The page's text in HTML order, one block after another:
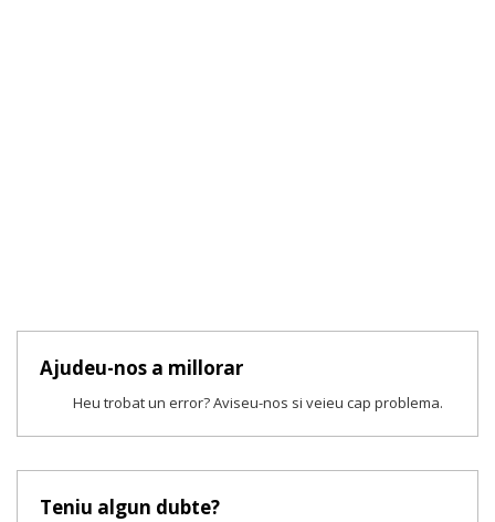
Ajudeu-nos a millorar
Heu trobat un error? Aviseu-nos si veieu cap problema.
Teniu algun dubte?